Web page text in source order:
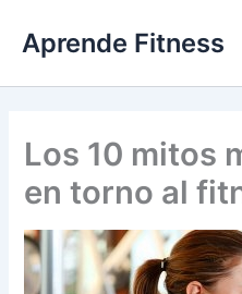
contenido
Aprende Fitness
Los 10 mitos
en torno al